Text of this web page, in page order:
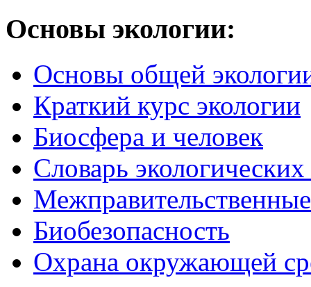
Основы экологии:
Основы общей
Краткий курс экологии
Биосфера и человек
Словарь
Биобезопасность
Охрана окружающей